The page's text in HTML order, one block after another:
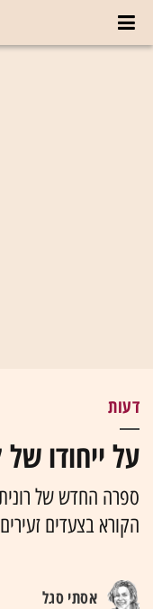
דעות
על ייחודו
ספרה החדש של
הקורא בצעדים
אסתי סגל